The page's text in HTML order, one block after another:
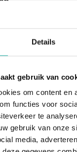
Details
gebruik van
om content en
functies voor
te
gebruik van onze
media,
Closed gut/
route gekozen
je